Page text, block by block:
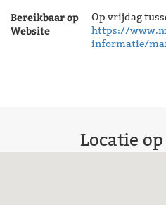
Bereikbaar op Op vrijdag
Website
https://
informatie/
Locatie